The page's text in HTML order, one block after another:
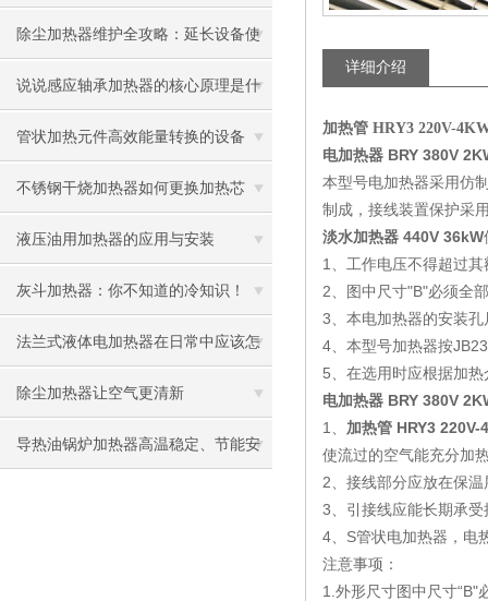
除尘加热器维护全攻略：延长设备使
用寿命
说说感应轴承加热器的核心原理是什
么呢
管状加热元件高效能量转换的设备
不锈钢干烧加热器如何更换加热芯
液压油用加热器的应用与安装
灰斗加热器：你不知道的冷知识！
法兰式液体电加热器在日常中应该怎
样维护保养呢
除尘加热器让空气更清新
导热油锅炉加热器高温稳定、节能安
详细介绍
加热管 HRY3 220V-
电加热器 BRY 380V
本型号电加热器采用仿
制成，接线装置保护采
淡水加热器 440V 36kW
1、工作电压不得超过
2、图中尺寸"B"必须全
3、本电加热器的安装
4、本型号加热器按
5、在选用时应根据加
电加热器 BRY 380V
1、 加热管 HRY3 220V-
使流过的空气能充分加
2、接线部分应放在保
3、引接线应能长期承
4、S管状电加热器，电
注意事项：
1.外形尺寸图中尺寸“B"